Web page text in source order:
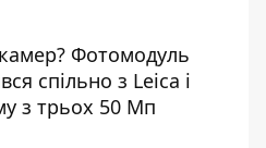
Фотомодуль
спільно з Leica і
з трьох 50 Мп